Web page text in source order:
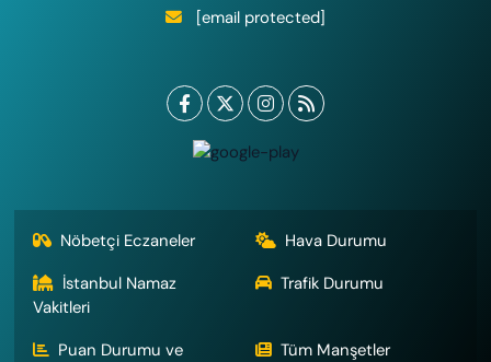
[email protected]
Nöbetçi Eczaneler
Hava Durumu
İstanbul Namaz
Vakitleri
Trafik Durumu
Puan Durumu ve Tüm Manşetler